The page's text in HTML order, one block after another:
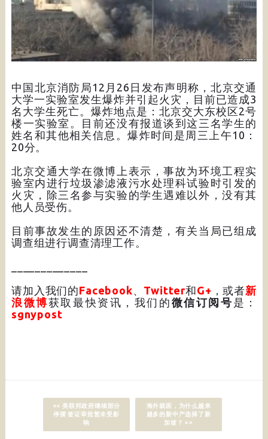
中国北京消防局12月26日发布声明称，北京交通
大学一实验室发生爆炸并引起火灾，目前已造成3
名大学生死亡。爆炸地点是：北京交大东校区2号
楼一实验室。目前还没有报道谈到这三名学生的
姓名和其他相关信息。爆炸时间是周三上午10：
20分。
北京交通大学在微博上表示，事故为环境工程实
验室内进行垃圾渗滤液污水处理科试验时引发的
火灾，除三名参与实验的学生遇难以外，没有其
他人员受伤。
目前事故发生的原因还不清楚，有关当局已组成
调查组进行调查清理工作。
请加入我们的Facebook、 Twitter和G+ ，或者新
浪微博获取最快资讯，我们的 微信订阅号 是：
sgnypost
<< 美联邦政府继续部分
停摆 签证审批暂未受影
响
海外就医，为什么越来
越多的新中产选择了新
加坡？ >>